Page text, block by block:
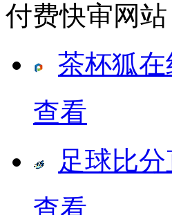
付费快审网站
茶杯狐
查看
足球比